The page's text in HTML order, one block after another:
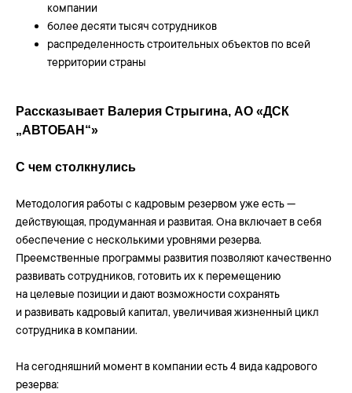
компании
более десяти тысяч сотрудников
распределенность строительных объектов по всей
территории страны
Рассказывает Валерия Стрыгина, АО «ДСК
„АВТОБАН“»
С чем столкнулись
Методология работы с кадровым резервом уже есть —
действующая, продуманная и развитая. Она включает в себя
обеспечение с несколькими уровнями резерва.
Преемственные программы развития позволяют качественно
развивать сотрудников, готовить их к перемещению
на целевые позиции и дают возможности сохранять
и развивать кадровый капитал, увеличивая жизненный цикл
сотрудника в компании.
На сегодняшний момент в компании есть 4 вида кадрового
резерва: